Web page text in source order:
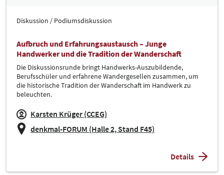
Diskussion / Podiumsdiskussion
Aufbruch und Erfahrungsaustausch – Junge
Handwerker und die Tradition der Wanderschaft
Die Diskussionsrunde bringt Handwerks-Auszubildende,
Berufsschüler und erfahrene Wandergesellen zusammen, um
die historische Tradition der Wanderschaft im Handwerk zu
beleuchten.
Karsten Krüger (CCEG)
denkmal-FORUM (Halle 2, Stand F45)
Details